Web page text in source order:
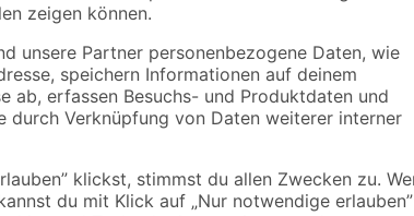
1 cm
€ 16,99€